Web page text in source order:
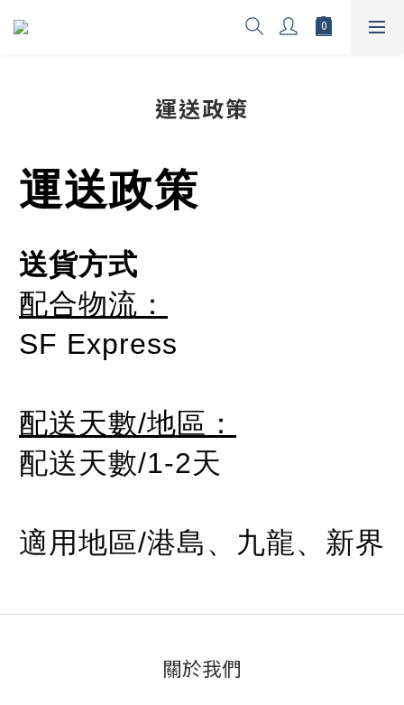
運送政策
運送政策
送貨方式
配合物流：
SF Express
配送天數/地區：
配送天數/1-2天
適用地區/港島、九龍、新界
關於我們